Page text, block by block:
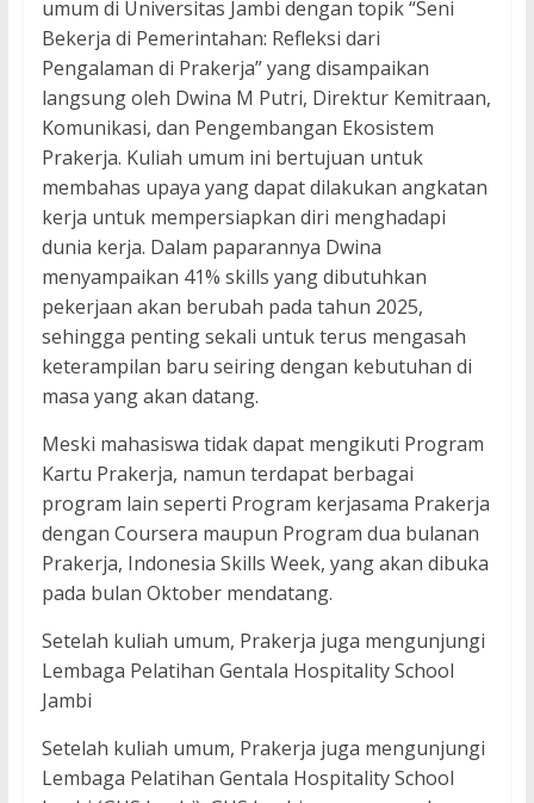
umum di Universitas Jambi dengan topik “Seni
Bekerja di Pemerintahan: Refleksi dari
Pengalaman di Prakerja” yang disampaikan
langsung oleh Dwina M Putri, Direktur Kemitraan,
Komunikasi, dan Pengembangan Ekosistem
Prakerja. Kuliah umum ini bertujuan untuk
membahas upaya yang dapat dilakukan angkatan
kerja untuk mempersiapkan diri menghadapi
dunia kerja. Dalam paparannya Dwina
menyampaikan 41% skills yang dibutuhkan
pekerjaan akan berubah pada tahun 2025,
sehingga penting sekali untuk terus mengasah
keterampilan baru seiring dengan kebutuhan di
masa yang akan datang.
Meski mahasiswa tidak dapat mengikuti Program
Kartu Prakerja, namun terdapat berbagai
program lain seperti Program kerjasama Prakerja
dengan Coursera maupun Program dua bulanan
Prakerja, Indonesia Skills Week, yang akan dibuka
pada bulan Oktober mendatang.
Setelah kuliah umum, Prakerja juga mengunjungi
Lembaga Pelatihan Gentala Hospitality School
Jambi
Setelah kuliah umum, Prakerja juga mengunjungi
Lembaga Pelatihan Gentala Hospitality School